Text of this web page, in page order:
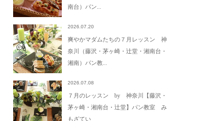
南台）パン...
2026.07.20
爽やかマダムたちの７月レッスン 神
奈川（藤沢・茅ヶ崎・辻堂・湘南台・
湘南）パン教...
2026.07.08
７月のレッスン by 神奈川【藤沢・
茅ヶ崎・湘南台・辻堂】パン教室 み
もざてい